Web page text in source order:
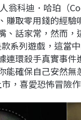
翁科迪．哈珀（
賺取零用錢的經
、話家常，然而
系列遊戲，這當
連環殺手真實事
能確保自己安然
，喜愛恐怖冒險